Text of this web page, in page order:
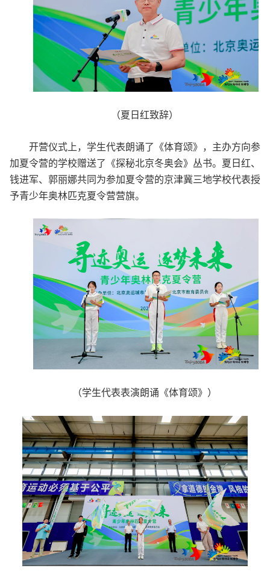
（夏日红致辞）
开营仪式上，学生代表朗诵了《体育颂》，主办方向参
加夏令营的学校赠送了《探秘北京冬奥会》丛书。夏日红、
钱进军、郭丽娜共同为参加夏令营的京津冀三地学校代表授
予青少年奥林匹克夏令营营旗。
（学生代表表演朗诵《体育颂》）